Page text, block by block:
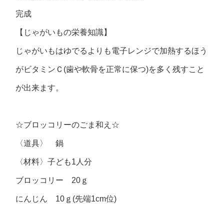
完成
【じゃがいもの栄養知識】
じゃがいもはゆでるよりも電子レンジで加熱するほう
がビタミンＣ(歯や軟骨を正常に保つ)を多く残すこと
が出来ます。
☆ブロッコリーのごま和え☆
〈道具〉 鍋
〈材料〉子ども1人分
ブロッコリー 20ｇ
にんじん 10ｇ(先端1cm位)